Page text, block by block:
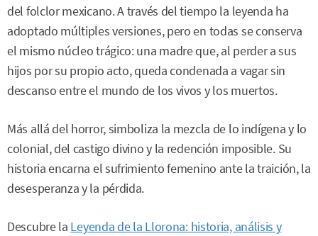
del folclor mexicano. A través del tiempo la leyenda ha
adoptado múltiples versiones, pero en todas se conserva
el mismo núcleo trágico: una madre que, al perder a sus
hijos por su propio acto, queda condenada a vagar sin
descanso entre el mundo de los vivos y los muertos.
Más allá del horror, simboliza la mezcla de lo indígena y lo
colonial, del castigo divino y la redención imposible. Su
historia encarna el sufrimiento femenino ante la traición, la
desesperanza y la pérdida.
Descubre la Leyenda de la Llorona: historia, análisis y